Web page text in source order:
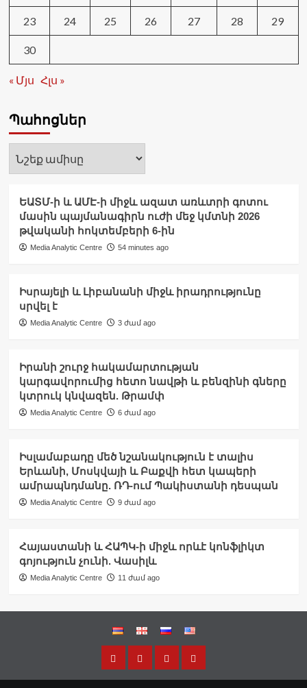
23 24 25 26 27 28 29
30
« Մյս Հլս »
Պահոցներ
Պահոցներ
ԵԱՏՄ-ի և ԱՄԷ-ի միջև ազատ առևտրի գոտու
մասին պայմանագիրն ուժի մեջ կմտնի 2026
թվականի հոկտեմբերի 6-ին
Media Analytic Centre 54 minutes ago
Իսրայելի և Լիբանանի միջև իրադրությունը
սրվել է
Media Analytic Centre 3 ժամ ago
Իրանի շուրջ հակամարտության
կարգավորումից հետո նավթի և բենզինի գները
կտրուկ կնվազեն. Թրամփ
Media Analytic Centre 6 ժամ ago
Իսլամաբադը մեծ նշանակություն է տալիս
Երևանի, Մոսկվայի և Բաքվի հետ կապերի
ամրապնդմանը. ՌԴ-ում Պակիստանի դեսպան
Media Analytic Centre 9 ժամ ago
Հայաստանի և ՀԱՊԿ-ի միջև որևէ կոնֆլիկտ
գոյություն չունի. Վասիլև
Media Analytic Centre 11 ժամ ago